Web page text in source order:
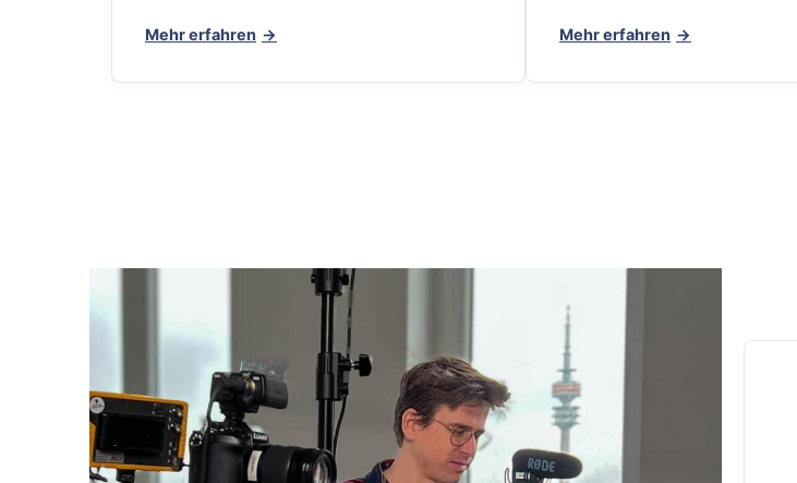
Mehr erfahren Mehr erfahren